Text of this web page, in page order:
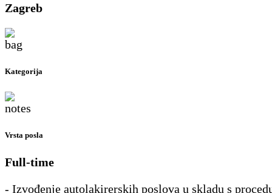
Zagreb
Kategorija
Vrsta posla
Full-time
- Izvođenje autolakirerskih poslova u skladu s